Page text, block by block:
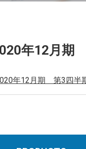
年12月期
年12月期 第3四半